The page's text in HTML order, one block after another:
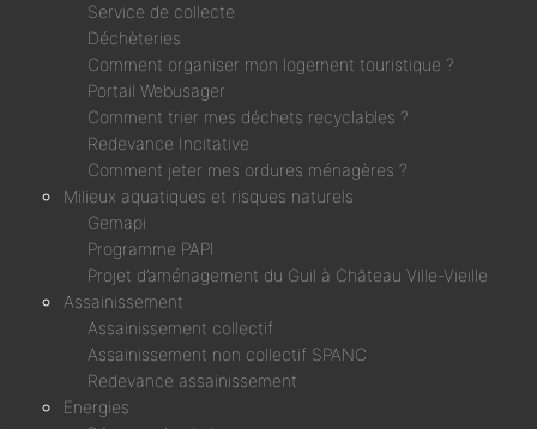
Service de collecte
Déchèteries
Comment organiser mon logement touristique ?
Portail Webusager
Comment trier mes déchets recyclables ?
Redevance Incitative
Comment jeter mes ordures ménagères ?
Milieux aquatiques et risques naturels
Gemapi
Programme PAPI
Projet d’aménagement du Guil à Château Ville-Vieille
Assainissement
Assainissement collectif
Assainissement non collectif SPANC
Redevance assainissement
Energies